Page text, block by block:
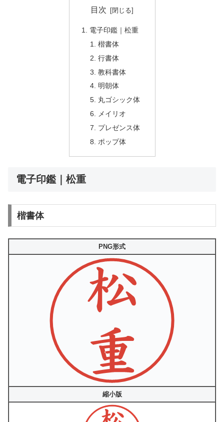
目次
電子印鑑｜松重
楷書体
行書体
教科書体
明朝体
丸ゴシック体
メイリオ
プレゼンス体
ポップ体
電子印鑑｜松重
楷書体
PNG形式
縮小版